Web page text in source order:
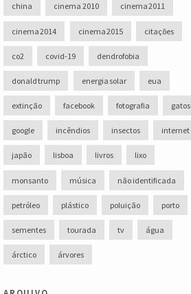
china cinema 2010 cinema 2011
cinema 2014 cinema 2015 citações
co2 covid-19 dendrofobia
donald trump energia solar eua
extinção facebook fotografia gatos
google incêndios insectos internet
japão lisboa livros lixo
monsanto música não identificada
petróleo plástico poluição porto
sementes tourada tv água
árctico árvores